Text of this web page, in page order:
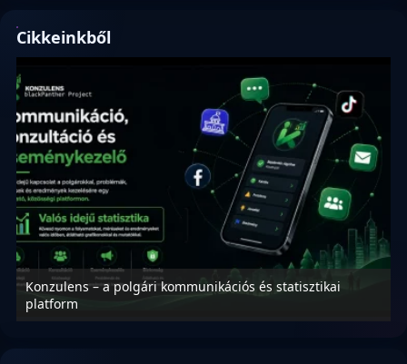
Cikkeinkből
Konzulens – a polgári kommunikációs és statisztikai
platform